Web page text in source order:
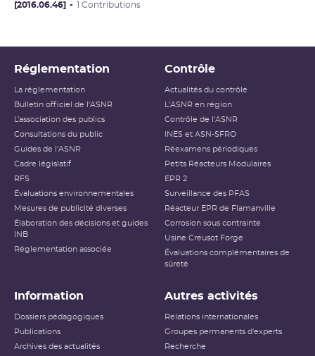
[2016.06.46] 1 Contributions
Réglementation
La réglementation
Bulletin officiel de l'ASNR
L’association des publics
Consultations du public
Guides de l'ASNR
Cadre législatif
RFS
Évaluations environnementales
Mesures de publicité diverses
Élaboration des décisions et guides
INB
Réglementation associée
Contrôle
Actualités du contrôle
L'ASNR en région
Contrôle de l'ASNR
INES et ASN-SFRO
Réexamens périodiques
Petits Réacteurs Modulaires
EPR 2
Surveillance des PFAS
Réacteur EPR de Flamanville
Corrosion sous contrainte
Usine Creusot Forge
Évaluations complémentaires de
sûreté
Information
Dossiers pédagogiques
Publications
Archives des actualités
Autres activités
Relations internationales
Groupes permanents d'experts
Recherche